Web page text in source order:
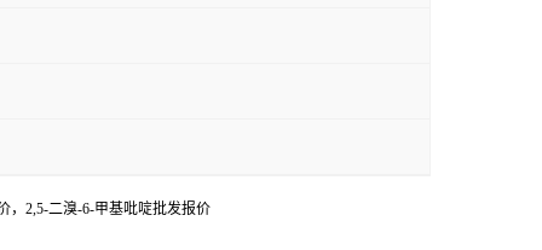
，2,5-二溴-6-甲基吡啶批发报价